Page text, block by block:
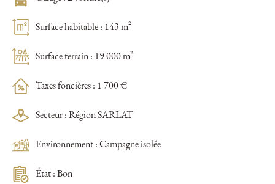
Surface habitable : 143 m²
Surface terrain : 19 000 m²
Taxes foncières : 1 700 €
Secteur : Région SARLAT
Environnement : Campagne isolée
État : Bon